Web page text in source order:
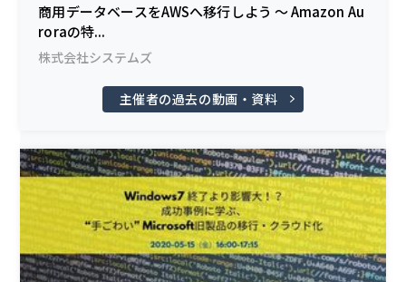
商用データベースをAWSへ移行しよう ～ Amazon Au
roraの特...
株式会社システムズ
主催者の過去の動画・資料